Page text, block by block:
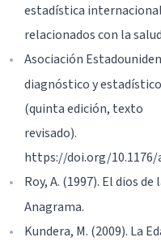
estadística
relacionados con la
Asociación
diagnóstico y
(quinta edición, texto
revisado).
https://doi.org/10.1176/
Roy, A. (1997). El dios
Anagrama.
Kundera, M. (2009). La